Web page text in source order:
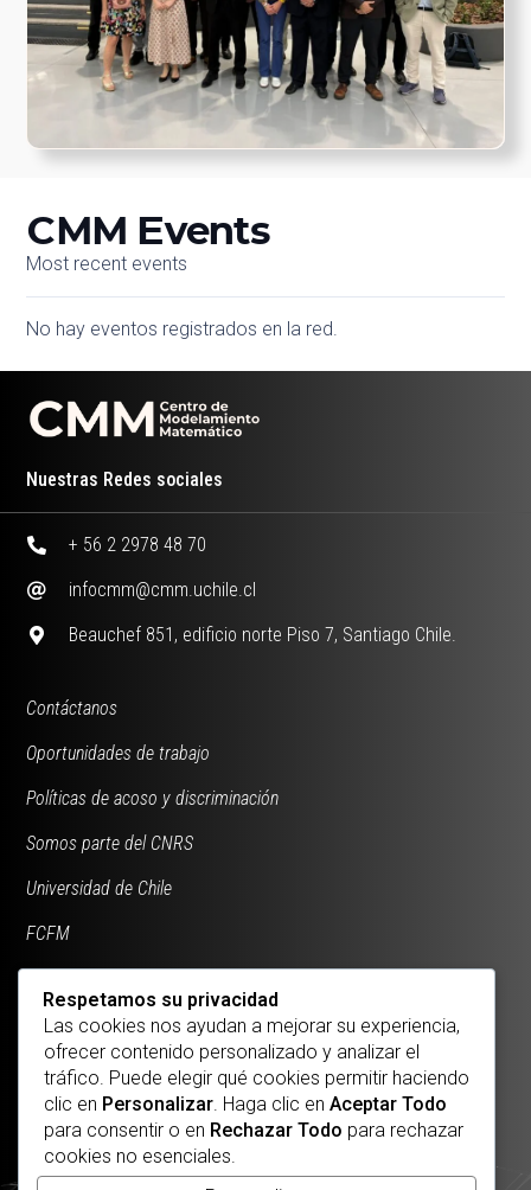
CMM Events
Most recent events
No hay eventos registrados en la red.
Nuestras Redes sociales
+ 56 2 2978 48 70
infocmm@cmm.uchile.cl
Beauchef 851, edificio norte Piso 7, Santiago Chile.
Contáctanos
Oportunidades de trabajo
Políticas de acoso y discriminación
Somos parte del CNRS
Universidad de Chile
FCFM
Respetamos su privacidad
Las cookies nos ayudan a mejorar su experiencia,
ofrecer contenido personalizado y analizar el
tráfico. Puede elegir qué cookies permitir haciendo
clic en Personalizar . Haga clic en Aceptar Todo
para consentir o en Rechazar Todo para rechazar
cookies no esenciales.